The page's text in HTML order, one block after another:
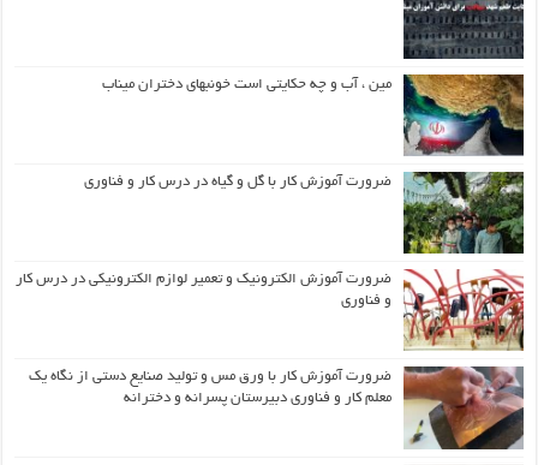
مین ، آب و چه حکایتی است خونبهای دختران میناب
ضرورت آموزش کار با گل و گیاه در درس کار و فناوری
ضرورت آموزش الکترونیک و تعمیر لوازم الکترونیکی در درس کار
و فناوری
ضرورت آموزش کار با ورق مس و تولید صنایع دستی از نگاه یک
معلم کار و فناوری دبیرستان پسرانه و دخترانه